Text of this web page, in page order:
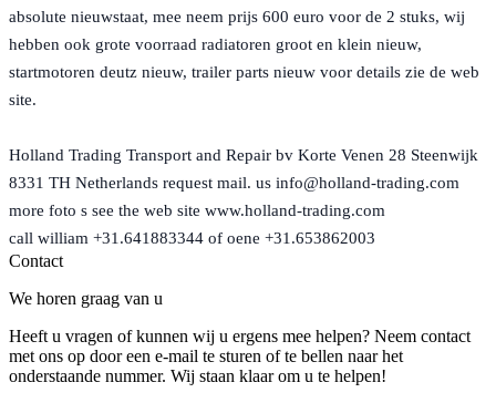
absolute nieuwstaat, mee neem prijs 600 euro voor de 2 stuks, wij
hebben ook grote voorraad radiatoren groot en klein nieuw,
startmotoren deutz nieuw, trailer parts nieuw voor details zie de web
site.
Holland Trading Transport and Repair bv Korte Venen 28 Steenwijk
8331 TH Netherlands request mail. us info@holland-trading.com
more foto s see the web site www.holland-trading.com
call william +31.641883344 of oene +31.653862003
Contact
We horen graag van u
Heeft u vragen of kunnen wij u ergens mee helpen? Neem contact
met ons op door een e-mail te sturen of te bellen naar het
onderstaande nummer. Wij staan klaar om u te helpen!